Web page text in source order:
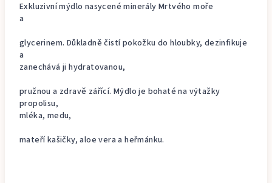
Exkluzivní mýdlo nasycené minerály Mrtvého moře
a
glycerinem. Důkladně čistí pokožku do hloubky, dezinfikuje
a
zanechává ji hydratovanou,
pružnou a zdravě zářící. Mýdlo je bohaté na výtažky
propolisu,
mléka, medu,
mateří kašičky, aloe vera a heřmánku.